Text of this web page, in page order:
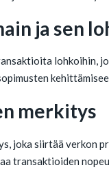
ja sen
lohkoihin,
merkitys
joka siirtää verkon
transaktioiden